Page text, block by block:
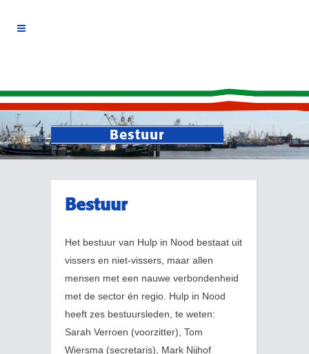
Bestuur
Bestuur
Het bestuur van Hulp in Nood bestaat uit
vissers en niet-vissers, maar allen
mensen met een nauwe verbondenheid
met de sector én regio. Hulp in Nood
heeft zes bestuursleden, te weten:
Sarah Verroen (voorzitter), Tom
Wiersma (secretaris), Mark Nijhof